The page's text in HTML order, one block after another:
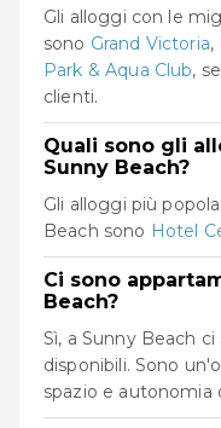
Gli alloggi con le
sono Grand Victoria,
Park & Aqua Club,
clienti.
Quali sono gli
Sunny Beach?
Gli alloggi più
Beach sono Hotel
Ci sono
Beach?
Sì, a Sunny Beach
disponibili. Sono
spazio e autonomia